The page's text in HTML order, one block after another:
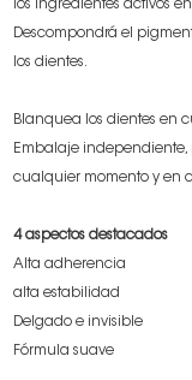
los ingredientes activos
Descompondrá el
los dientes.
Blanquea los dientes en
Embalaje independiente,
cualquier momento y en
4 aspectos destacados
Alta adherencia
alta estabilidad
Delgado e invisible
Fórmula suave